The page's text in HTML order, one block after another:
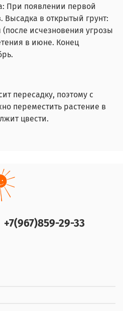
При появлении первой
Высадка в открытый грунт:
исчезновения угрозы
в июне. Конец
пересадку, поэтому с
переместить растение в
цвести.
+7(967)859-29-33